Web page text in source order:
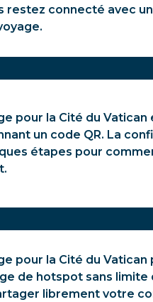
restez connecté avec
pour la Cité du Vatican
un code QR. La
étapes pour
pour la Cité du Vatican
de hotspot sans limite
librement votre